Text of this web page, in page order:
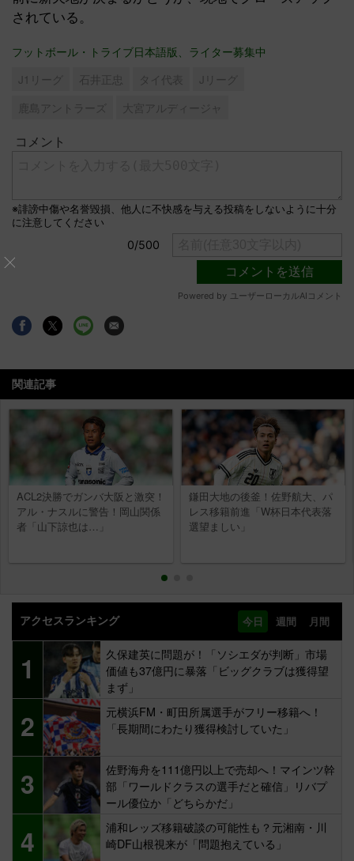
されている。
フットボール・トライブ日本語版、ライター募集中
J1リーグ 石井正忠 タイ代表
Jリーグ
鹿島アントラーズ
大宮アルディージャ
関連記事
ACL2決勝でガンバ大阪と激突！
アル・ナスルに警告！岡山関係
者「山下諒也は…」
鎌田大地の後釜！佐野航大、パ
レス移籍前進「W杯日本代表落
選望ましい」
アクセスランキング 今日 週間 月間
1
久保建英に問題が！「ソシエダが判断」市場
価値も37億円に暴落「ビッグクラブは獲得望
まず」
2
元横浜FM・町田所属選手がフリー移籍へ！
「長期間にわたり獲得検討していた」
3
佐野海舟を111億円以上で売却へ！マインツ幹
部「ワールドクラスの選手だと確信」リバプ
ール優位か「どちらかだ」
4
浦和レッズ移籍破談の可能性も？元湘南・川
崎DF山根視来が「問題抱えている」